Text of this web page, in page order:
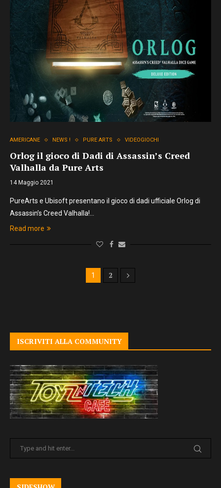
AMERICANE NEWS ! PURE ARTS VIDEOGIOCHI
Orlog il gioco di Dadi di Assassin’s Creed
Valhalla da Pure Arts
14 Maggio 2021
PureArts e Ubisoft presentano il gioco di dadi ufficiale Orlog di
Assassin’s Creed Valhalla!…
Read more
1 2
ISCRIVITI ALLA COMMUNITY